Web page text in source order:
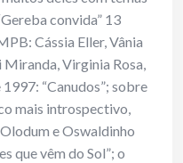
convida” 13
Cássia Eller, Vânia
Virginia Rosa,
“Canudos”; sobre
mais introspectivo,
e Oswaldinho
que vêm do Sol”; o